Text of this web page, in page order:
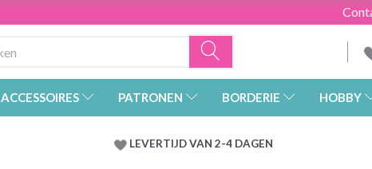
ACCESSOIRES PATRONEN BORDERIE HOBBY
LEVERTIJD VAN 2-4 DAGEN